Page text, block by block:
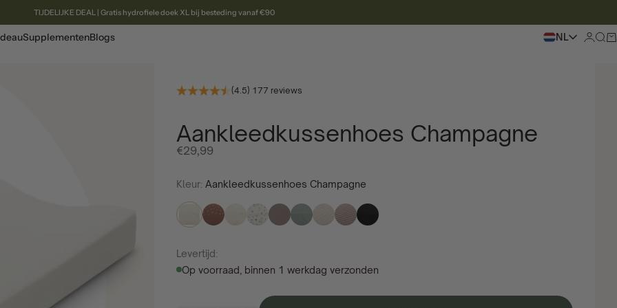
TIJDELIJKE DEAL | Gratis hydrofiele doek XL bij besteding vanaf €90
SupplementenBlogs NL
(4.5) 177 reviews
Aankleedkussenhoes Champagne
Aanbiedingsprijs
€29,99
Kleur: Aankleedkussenhoes Champagne
Levertijd:
Op voorraad, binnen 1 werkdag verzonden